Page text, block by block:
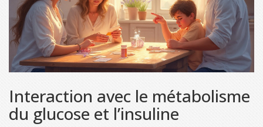
Interaction avec le métabolisme
du glucose et l’insuline